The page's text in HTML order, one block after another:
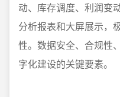
动、库存调度、利润变
分析报表和大屏展示，
性。数据安全、合规性
字化建设的关键要素。